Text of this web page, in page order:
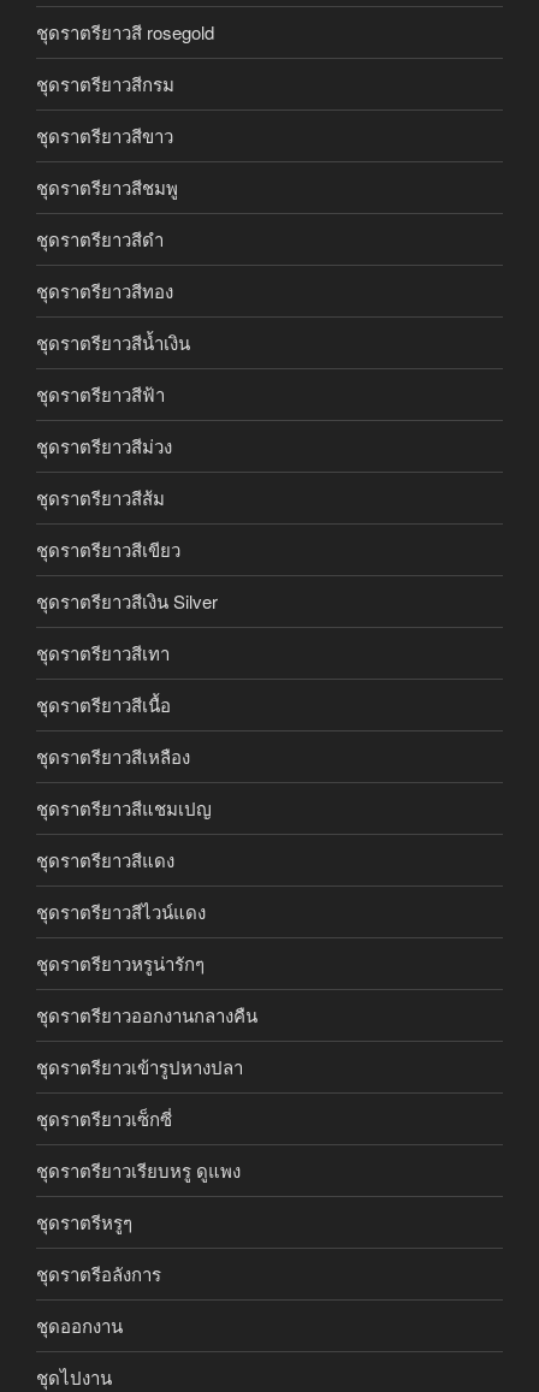
ชุดราตรียาวสี rosegold
ชุดราตรียาวสีกรม
ชุดราตรียาวสีขาว
ชุดราตรียาวสีชมพู
ชุดราตรียาวสีดำ
ชุดราตรียาวสีทอง
ชุดราตรียาวสีน้ำเงิน
ชุดราตรียาวสีฟ้า
ชุดราตรียาวสีม่วง
ชุดราตรียาวสีส้ม
ชุดราตรียาวสีเขียว
ชุดราตรียาวสีเงิน Silver
ชุดราตรียาวสีเทา
ชุดราตรียาวสีเนื้อ
ชุดราตรียาวสีเหลือง
ชุดราตรียาวสีแชมเปญ
ชุดราตรียาวสีแดง
ชุดราตรียาวสีไวน์แดง
ชุดราตรียาวหรูน่ารักๆ
ชุดราตรียาวออกงานกลางคืน
ชุดราตรียาวเข้ารูปหางปลา
ชุดราตรียาวเซ็กซี่
ชุดราตรียาวเรียบหรู ดูแพง
ชุดราตรีหรูๆ
ชุดราตรีอลังการ
ชุดออกงาน
ชุดไปงาน